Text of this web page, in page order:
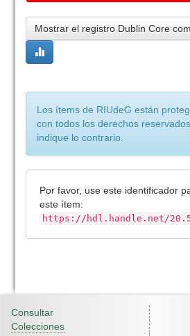
Mostrar el registro Dublin Core
Los ítems de RIUdeG están
con todos los derechos
indique lo contrario.
Por favor, use este identificador
este ítem:
https://hdl.handle.net/
Consultar
Colecciones